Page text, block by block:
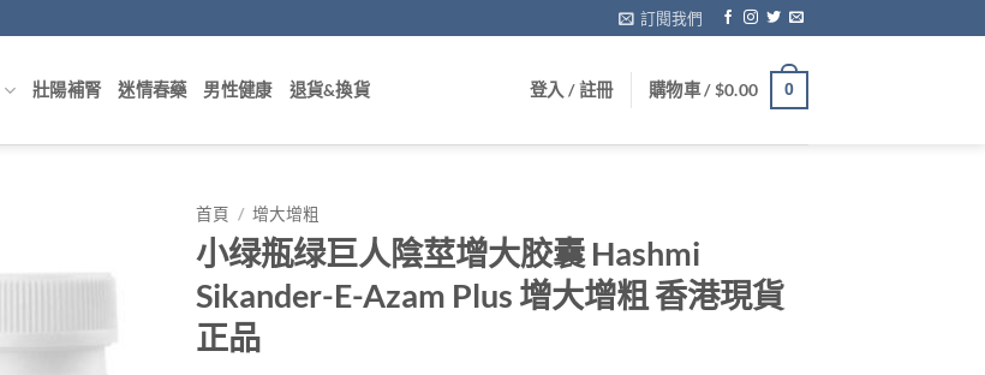
訂閱我們
壯陽補腎 迷情春藥 男性健康 退貨&換貨 登入 / 註冊 購物車 /$0.00 0
首頁 / 增大增粗
小绿瓶绿巨人陰莖增大胶囊 Hashmi
Sikander-E-Azam Plus 增大增粗 香港現貨
正品